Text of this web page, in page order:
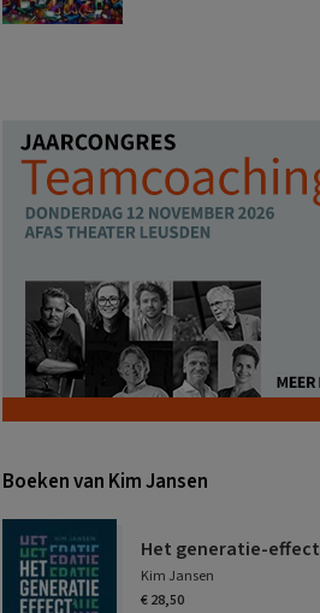
Boeken van Kim Jansen
Het generatie-effect
Kim Jansen
€ 28,50